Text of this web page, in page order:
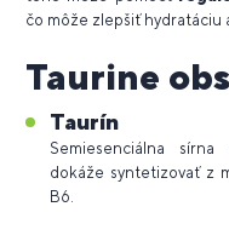
čo môže zlepšiť hydratáciu
Taurine
Taurín
Semiesenciálna
dokáže syntetizovať z
B6.